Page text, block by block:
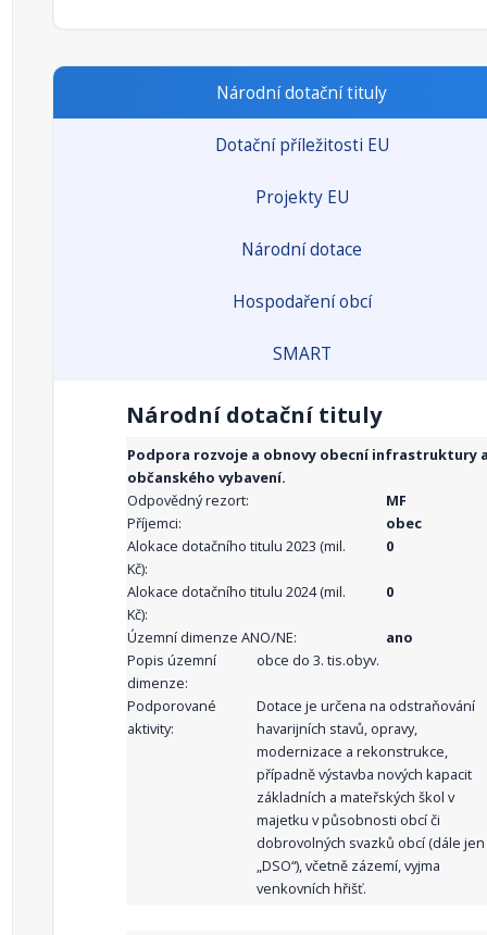
Národní dotační tituly
Dotační příležitosti EU
Projekty EU
Národní dotace
Hospodaření obcí
SMART
Národní dotační tituly
Podpora rozvoje a obnovy obecní infrastruktury
občanského vybavení.
Odpovědný rezort:
MF
Příjemci:
obec
Alokace dotačního titulu 2023 (mil.
Kč):
0
Alokace dotačního titulu 2024 (mil.
Kč):
0
Územní dimenze ANO/NE:
ano
Popis územní
dimenze:
obce do 3. tis.obyv.
Podporované
aktivity:
Dotace je určena na odstraňování
havarijních stavů, opravy,
modernizace a rekonstrukce,
případně výstavba nových kapacit
základních a mateřských škol v
majetku v působnosti obcí či
dobrovolných svazků obcí (dále jen
„DSO“), včetně zázemí, vyjma
venkovních hřišť.